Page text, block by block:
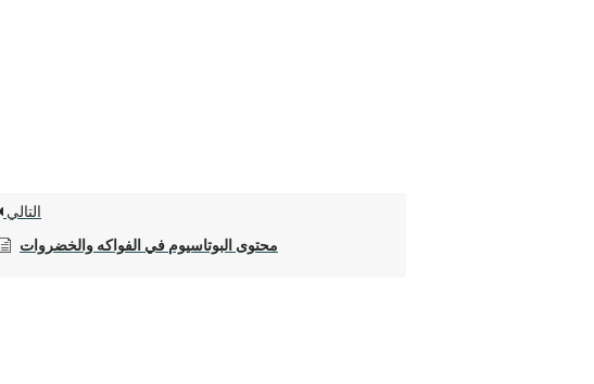
التالي
محتوى البوتاسيوم في الفواكه والخضروات